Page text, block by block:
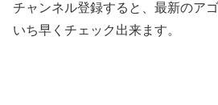
チャンネル登録すると、最新のア
いち早くチェック出来ます。